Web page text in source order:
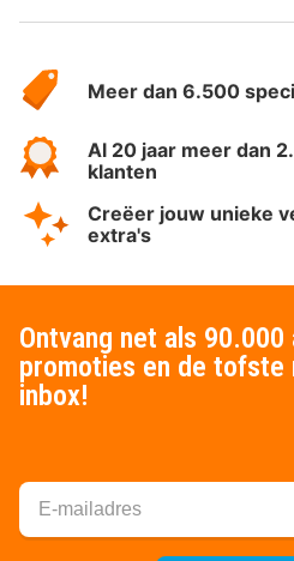
HotelSpecials
Meer dan 6.500
Al 20 jaar meer dan
klanten
Creëer jouw unieke
extra's
Ontvang net als 90.000
promoties en de tofste
inbox!